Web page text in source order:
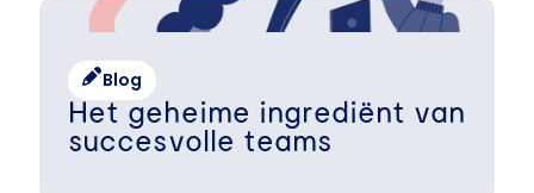
Blog
Het geheime ingrediënt van
succesvolle teams